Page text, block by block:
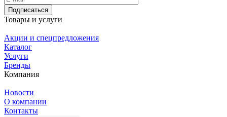
Подписаться
Товары и услуги
Акции и спецпредложения
Каталог
Услуги
Бренды
Компания
Новости
О компании
Контакты